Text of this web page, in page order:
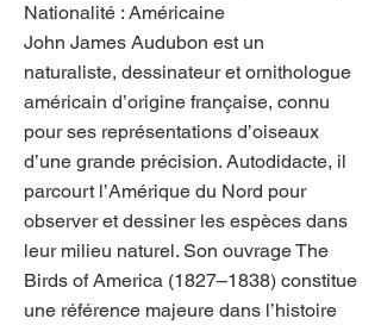
Nationalité : Américaine
John James Audubon est un
naturaliste, dessinateur et ornithologue
américain d’origine française, connu
pour ses représentations d’oiseaux
d’une grande précision. Autodidacte, il
parcourt l’Amérique du Nord pour
observer et dessiner les espèces dans
leur milieu naturel. Son ouvrage The
Birds of America (1827–1838) constitue
une référence majeure dans l’histoire